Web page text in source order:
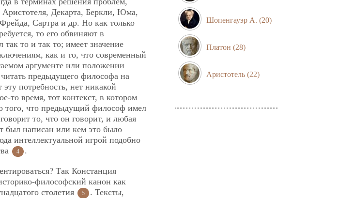
Декарта, Беркли, Юма,
Сартра и др. Но как только
то его обвиняют в
то и так то; имеет значение
как и то, что современный
аргументе или положении
предыдущего философа на
потребность, нет никакой
то время, тот контекст, в котором
того, что предыдущий философ имел
то, что он говорит, и любая
был написан или кем это было
интеллектуальной игрой подобно
4 .
Так Констанция
философский канон как
столетия
5
. Тексты,
Шопенгауэр А. (20)
Платон (28)
Аристотель(22)